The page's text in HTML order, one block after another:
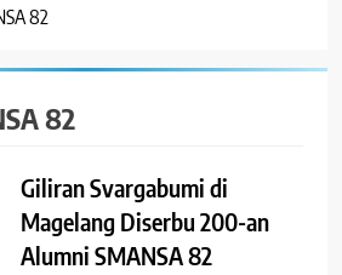
82
82
Giliran Svargabumi di
Magelang Diserbu 200-an
Alumni SMANSA 82